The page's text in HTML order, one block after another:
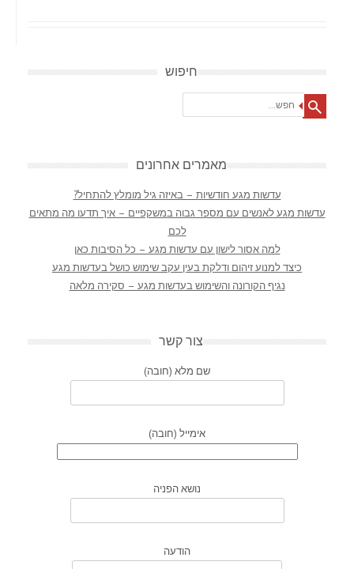
חיפוש
מאמרים אחרונים
עדשות מגע חודשיות – באיזה גיל מומלץ להתחיל?
עדשות מגע לאנשים עם מספר גבוה במשקפיים – איך תדעו מה מתאים
לכם
למה אסור לישון עם עדשות מגע – כל הסיבות כאן
כיצד למנוע זיהום ודלקת בעין עקב שימוש כושל בעדשות מגע
נגיף הקורונה והשימוש בעדשות מגע – סקירה מלאה
צור קשר
שם מלא (חובה)
אימייל (חובה)
נושא הפניה
הודעה